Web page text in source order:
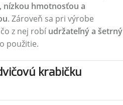
nízkou hmotnosťou a
. Zároveň sa pri výrobe
z nej robíudržateľný a šetrný
použitie.
krabičku